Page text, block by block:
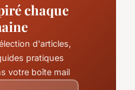
chaque
d'articles,
pratiques
votre boîte mail